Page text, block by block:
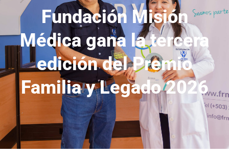
Fundación Misión
Médica gana la tercera
edición del Premio
Familia y Legado 2026